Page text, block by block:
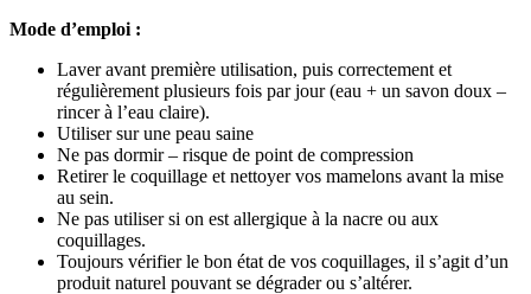
Mode d’emploi :
Laver avant première utilisation, puis correctement et
régulièrement plusieurs fois par jour (eau + un savon doux –
rincer à l’eau claire).
Utiliser sur une peau saine
Ne pas dormir – risque de point de compression
Retirer le coquillage et nettoyer vos mamelons avant la mise
au sein.
Ne pas utiliser si on est allergique à la nacre ou aux
coquillages.
Toujours vérifier le bon état de vos coquillages, il s’agit d’un
produit naturel pouvant se dégrader ou s’altérer.